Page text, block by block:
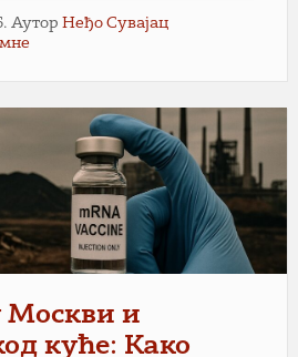
Аутор Неђо Сувајац
Москви и
куће: Како